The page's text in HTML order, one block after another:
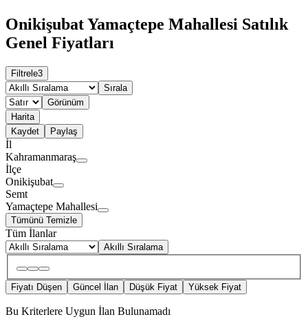
Onikişubat Yamaçtepe Mahallesi Satılık
Genel Fiyatları
Filtrele3
Sırala
Görünüm
Harita
Kaydet
Paylaş
İl
Kahramanmaraş
İlçe
Onikişubat
Semt
Yamaçtepe Mahallesi
Tümünü Temizle
Tüm İlanlar
Akıllı Sıralama
Fiyatı Düşen Güncel İlan Düşük Fiyat Yüksek Fiyat
Bu Kriterlere Uygun İlan Bulunamadı